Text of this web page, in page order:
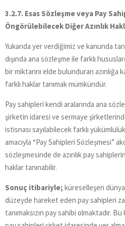
3.2.7. Esas Sözleşme veya Pay
Öngörülebilecek Diğer Azınlık
Yukarıda yer verdiğimiz ve kanunda
dışında ana sözleşme ile farklı
bir miktarını elde bulunduran
farklı haklar tanımak mümkündür.
Pay sahipleri kendi aralarında ana
şirketin idaresi ve sermaye
istisnası sayılabilecek farklı
amacıyla “Pay Sahipleri Sözleşmesi”
sözleşmesinde de azınlık pay
haklar tanınabilir.
Sonuç itibariyle; küreselleşen
düzeyde hareket eden pay sahipleri
tanımaksızın pay sahibi olmaktadır.